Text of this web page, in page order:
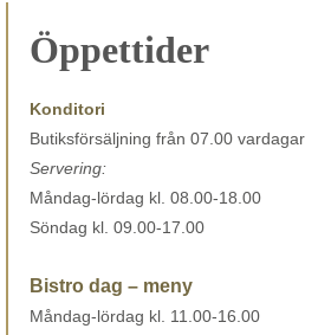
Öppettider
Konditori
Butiksförsäljning från 07.00 vardagar
Servering:
Måndag-lördag kl. 08.00-18.00
Söndag kl. 09.00-17.00
Bistro dag – meny
Måndag-lördag kl. 11.00-16.00